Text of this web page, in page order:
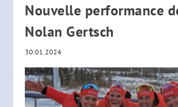
Nouvelle performance
Nolan Gertsch
30.01.2024